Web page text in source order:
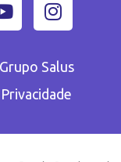
Salus